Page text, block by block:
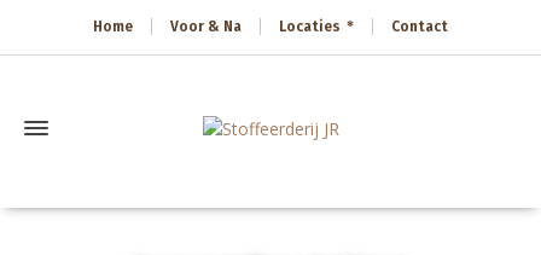
Home Voor & Na Locaties Contact